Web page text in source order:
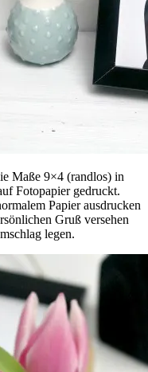
Maße 9×4 (randlos) in
Fotopapier gedruckt.
Papier ausdrucken
Gruß versehen
legen.